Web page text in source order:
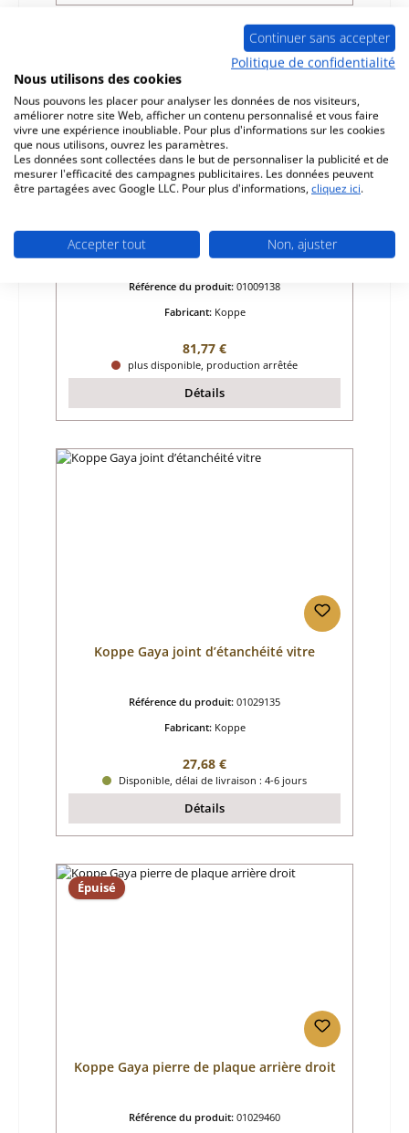
Koppe Gaya pierre de plaque arrière
gauche
Référence du produit: 01009138
Fabricant: Koppe
Prix régulier :
81,77 €
plus disponible, production arrêtée
Détails
Koppe Gaya joint d’étanchéité vitre
Référence du produit: 01029135
Fabricant: Koppe
Prix régulier :
27,68 €
Disponible, délai de livraison : 4-6 jours
Détails
Épuisé
Koppe Gaya pierre de plaque arrière droit
Référence du produit: 01029460
Continuer sans accepter
Politique de confidentialité
Nous utilisons des cookies
Nous pouvons les placer pour analyser les données de nos visiteurs,
améliorer notre site Web, afficher un contenu personnalisé et vous faire
vivre une expérience inoubliable. Pour plus d'informations sur les cookies
que nous utilisons, ouvrez les paramètres.
Les données sont collectées dans le but de personnaliser la publicité et de
mesurer l'efficacité des campagnes publicitaires. Les données peuvent
être partagées avec Google LLC. Pour plus d'informations, cliquez ici.
Accepter tout Non, ajuster